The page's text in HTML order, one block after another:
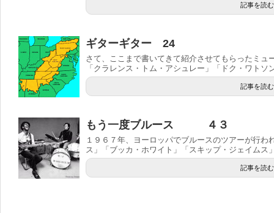
記事を読む
ギターギター 24
さて、ここまで書いてきて紹介させてもらったミュ
「クラレンス・トム・アシュレー」「ドク・ワトソ
記事を読む
もう一度ブルース ４３
１９６７年、ヨーロッパでブルースのツアーが行
ス」「ブッカ・ホワイト」「スキップ・ジェイムス
記事を読む